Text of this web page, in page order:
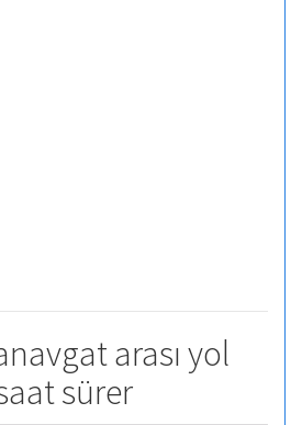
arası yol
sürer